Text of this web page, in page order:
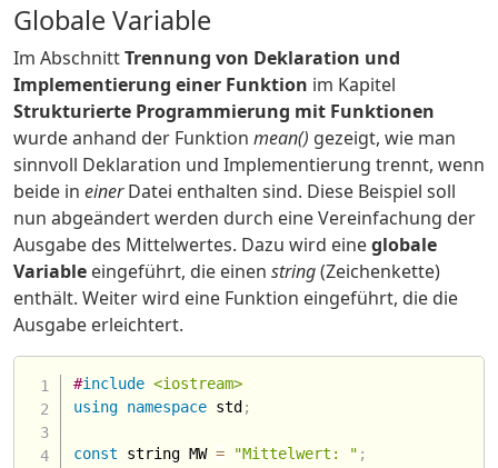
Globale Variable
Im AbschnittTrennung von Deklaration und
Implementierung einer Funktion im Kapitel
Strukturierte Programmierung mit Funktionen
wurde anhand der Funktion mean() gezeigt, wie man
sinnvoll Deklaration und Implementierung trennt, wenn
beide in einerDatei enthalten sind. Diese Beispiel soll
nun abgeändert werden durch eine Vereinfachung der
Ausgabe des Mittelwertes. Dazu wird eineglobale
Variable eingeführt, die einen string(Zeichenkette)
enthält. Weiter wird eine Funktion eingeführt, die die
Ausgabe erleichtert.
#include <iostream>
using namespace std ;
const string MW = "Mittelwert: " ;